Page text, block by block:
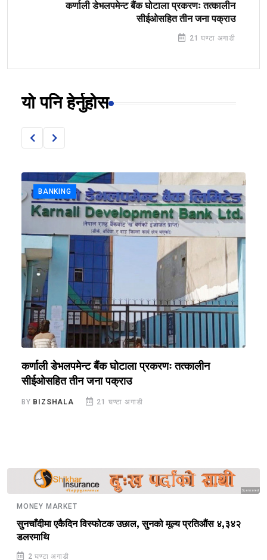
कर्णाली डेभलपमेन्ट बैंक घोटाला प्रकरणः तत्कालीन
सीईओसहित तीन जना पक्राउ
21 घण्टा अगाडी
यो पनि हेर्नुहोस
BANKING
कर्णाली डेभलपमेन्ट बैंक घोटाला प्रकरणः तत्कालीन
सीईओसहित तीन जना पक्राउ
BY BIZSHALA 21 घण्टा अगाडी
Sponsored
MONEY MARKET
सुनचाँदीमा एकैदिन विस्फोटक उछाल, सुनको मूल्य प्रतिऔंस ४,३४२
डलरमाथि
2 घण्टा अगाडी